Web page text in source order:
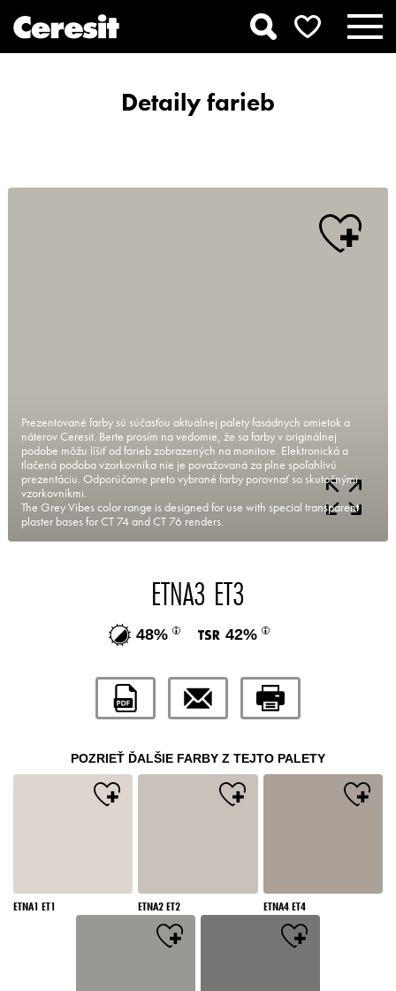
Detaily farieb
Prezentované farby sú súčasťou aktuálnej palety fasádnych omietok a
náterov Ceresit. Berte prosím na vedomie, že sa farby v originálnej
podobe môžu líšiť od farieb zobrazených na monitore. Elektronická a
tlačená podoba vzorkovníka nie je považovaná za plne spoľahlivú
prezentáciu. Odporúčame preto vybrané farby porovnať so skutočnými
vzorkovníkmi.
The Grey Vibes color range is designed for use with special transparent
plaster bases for CT 74 and CT 76 renders.
ETNA3 ET3
48% 42%
POZRIEŤ ĎALŠIE FARBY Z TEJTO PALETY
ETNA1 ET1 ETNA2 ET2 ETNA4 ET4